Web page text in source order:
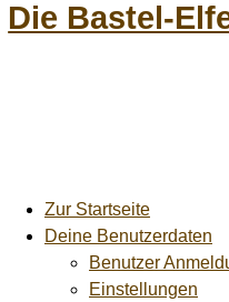
Die Bastel-
Zur Startseite
Deine Benutzerdaten
Benutzer
Einstellungen